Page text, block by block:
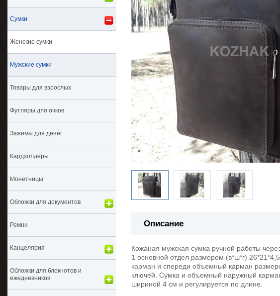
Сумки
Женские сумки
Мужские сумки
Товары для взрослых
Футляры для очков
Зажимы для денег
Кардхолдеры
Монетницы
Обложки для документов
Ремни
Канцелярия
Обложки для блокнотов и
ежедневников
Описание
Кожаная мужская сумка ручной работы
1 основной отдел размером (в*ш*г)
карман и спереди объемный карман
ключей. Сумка и объемный наружный
шириной 4 см и регулируется по длине.